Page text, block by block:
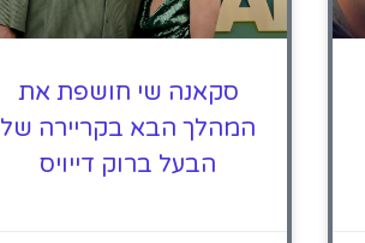
סקאנה שי חושפת את
המהלך הבא בקריירה של
הבעל ברוק דייויס